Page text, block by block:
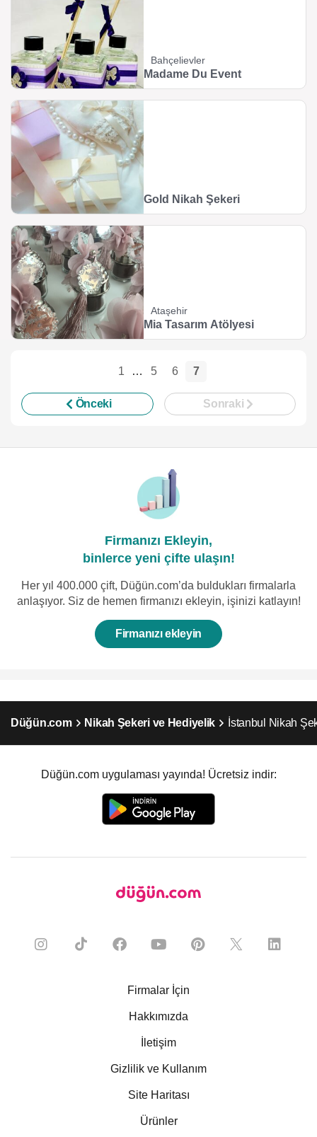
Bahçelievler
Madame Du Event
Gold Nikah Şekeri
Ataşehir
Mia Tasarım Atölyesi
1 … 5 6 7
Önceki Sonraki
Firmanızı Ekleyin,
binlerce yeni çifte ulaşın!
Her yıl 400.000 çift, Düğün.com’da buldukları firmalarla
anlaşıyor. Siz de hemen firmanızı ekleyin, işinizi katlayın!
Firmanızı ekleyin
Düğün.com Nikah Şekeri ve Hediyelik İstanbul Nikah
Düğün.com uygulaması yayında! Ücretsiz indir:
Firmalar İçin
Hakkımızda
İletişim
Gizlilik ve Kullanım
Site Haritası
Ürünler